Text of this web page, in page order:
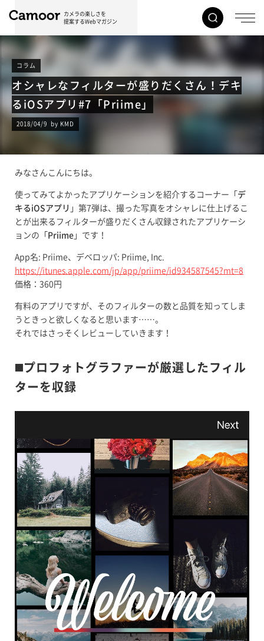
カメラの楽しさを
提案するWebマガジン
コラム
オシャレなフィルターが盛りだくさん！デキ
るiOSアプリ#7「Priime」
2018/04/9 by KMD
みなさんこんにちは。
使ってみてよかったアプリケーションを紹介するコーナー「 デ
キるiOSアプリ 」第7弾は、撮った写真をオシャレに仕上げるこ
とが出来るフィルターが盛りだくさん収録されたアプリケーシ
ョンの「 Priime 」です！
App名: Priime、デベロッパ: Priime, Inc.
https://itunes.apple.com/jp/app/priime/id934587545?mt=8
価格：360円
有料のアプリですが、そのフィルターの数と品質を知ってしま
うときっと欲しくなると思います……。
それではさっそくレビューしていきます！
◼️プロフォトグラファーが厳選したフィル
ターを収録